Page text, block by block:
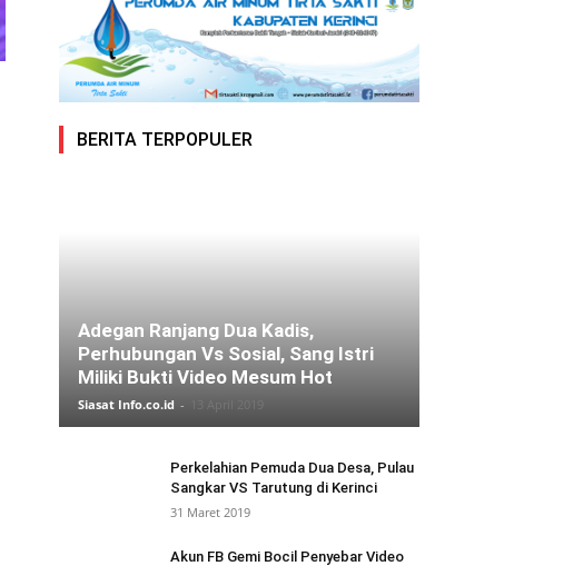
BERITA TERPOPULER
Adegan Ranjang Dua Kadis,
Perhubungan Vs Sosial, Sang Istri
Miliki Bukti Video Mesum Hot
Siasat Info.co.id -
Perkelahian Pemuda Dua Desa, Pulau
Sangkar VS Tarutung di Kerinci
31 Maret 2019
Akun FB Gemi Bocil Penyebar Video